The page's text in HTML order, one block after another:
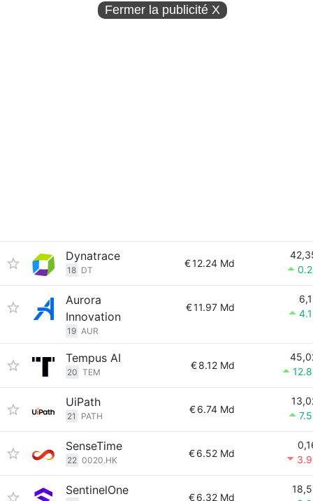
Fermer la publicité X
Dynatrace
18 DT
€12.24 Md
Aurora
Innovation
19 AUR
€11.97 Md
Tempus AI
20 TEM
€8.12 Md
UiPath
21 PATH
€6.74 Md
SenseTime
22 0020.HK
€6.52 Md
SentinelOne
€6.32 Md